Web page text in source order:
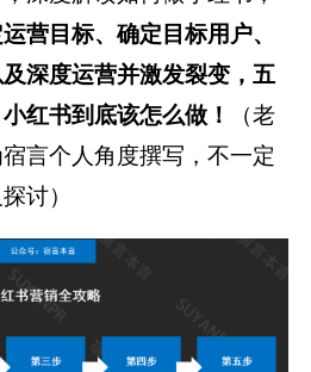
营目标、确定目标用户、
深度运营并激发裂变，五
红书到底该怎么做！
（老
言个人角度撰写，不一定
讨）